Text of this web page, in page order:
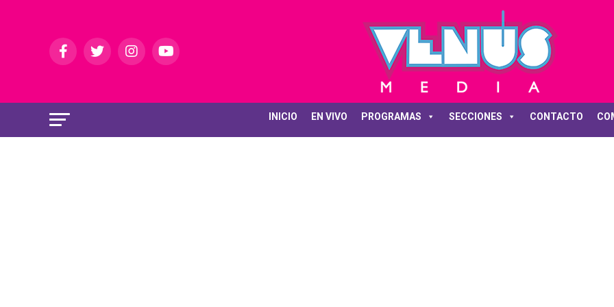
INICIO EN VIVO PROGRAMAS SECCIONES CONTACTO